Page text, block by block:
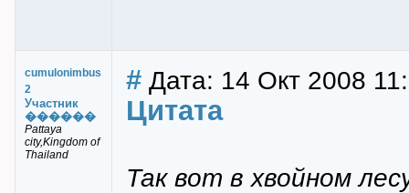
cumulonimbus
2
Участник
������
Pattaya
city,Kingdom of
Thailand
# Дата: 14 Окт 2008
Цитата
Так вот в хвойном